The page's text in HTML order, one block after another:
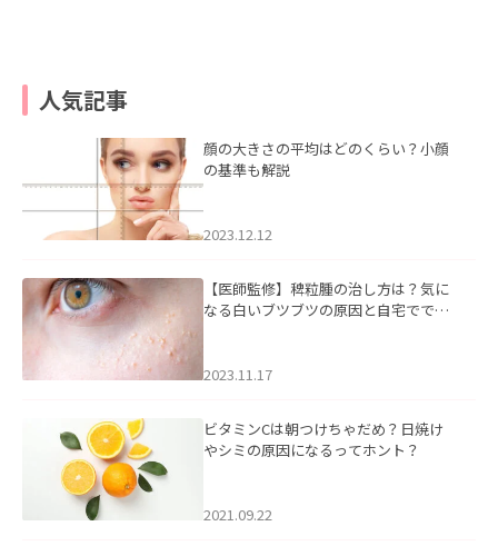
人気記事
顔の大きさの平均はどのくらい？小顔
の基準も解説
2023.12.12
【医師監修】稗粒腫の治し方は？気に
なる白いブツブツの原因と自宅ででき
2023.11.17
ビタミンCは朝つけちゃだめ？日焼け
やシミの原因になるってホント？
2021.09.22